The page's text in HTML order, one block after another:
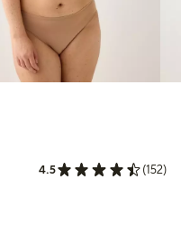
4.5 (152)